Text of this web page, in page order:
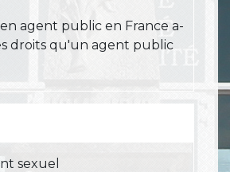
agent public en France a-
droits qu'un agent public
sexuel